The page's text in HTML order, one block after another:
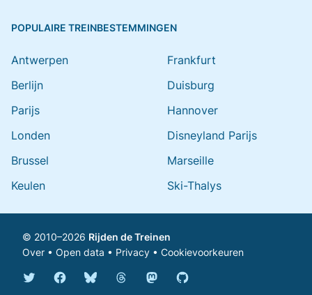
POPULAIRE TREINBESTEMMINGEN
Antwerpen
Berlijn
Parijs
Londen
Brussel
Keulen
Frankfurt
Duisburg
Hannover
Disneyland Parijs
Marseille
Ski-Thalys
© 2010–2026 Rijden de Treinen
Over • Open data • Privacy • Cookievoorkeuren